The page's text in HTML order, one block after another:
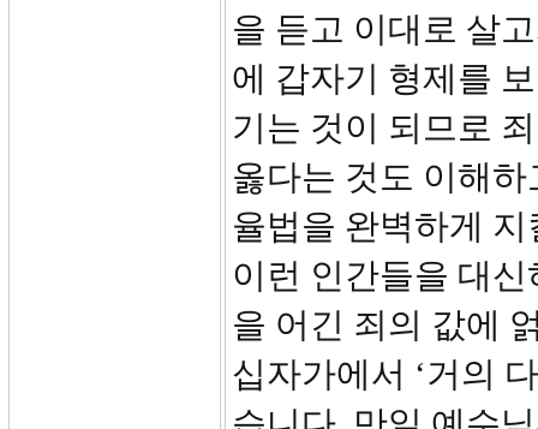
을 듣고 이대로 살
에 갑자기 형제를
기는 것이 되므로
옳다는 것도 이해
율법을 완벽하게
이런 인간들을 대
을 어긴 죄의 값에
십자가에서 ‘거의